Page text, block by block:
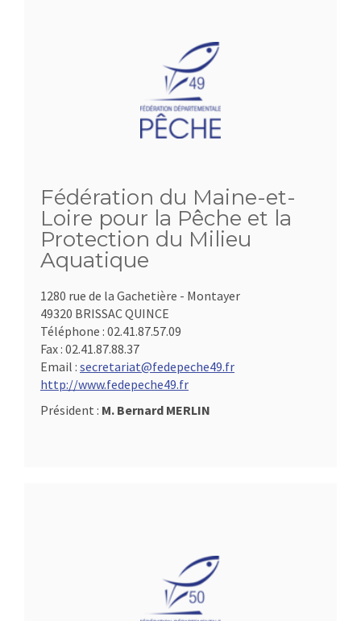
Fédération du Maine-et-
Loire pour la Pêche et la
Protection du Milieu
Aquatique
1280 rue de la Gachetière - Montayer
49320 BRISSAC QUINCE
Téléphone : 02.41.87.57.09
Fax : 02.41.87.88.37
Email : secretariat@fedepeche49.fr
http://www.fedepeche49.fr
Président : M. Bernard MERLIN